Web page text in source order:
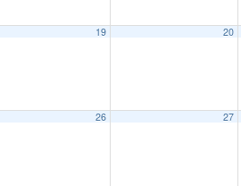
19 20
26 27